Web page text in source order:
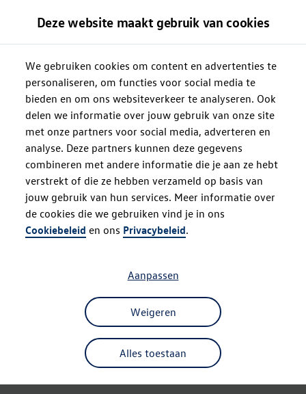
Deze website maakt gebruik van cookies
We gebruiken cookies om content en advertenties te
personaliseren, om functies voor social media te
bieden en om ons websiteverkeer te analyseren. Ook
delen we informatie over jouw gebruik van onze site
met onze partners voor social media, adverteren en
analyse. Deze partners kunnen deze gegevens
combineren met andere informatie die je aan ze hebt
verstrekt of die ze hebben verzameld op basis van
jouw gebruik van hun services. Meer informatie over
de cookies die we gebruiken vind je in ons
Cookiebeleid en ons Privacybeleid.
Alles toestaan
Weigeren
Aanpassen
Oops!
Something went wrong. Please try
refreshing the app
Refresh